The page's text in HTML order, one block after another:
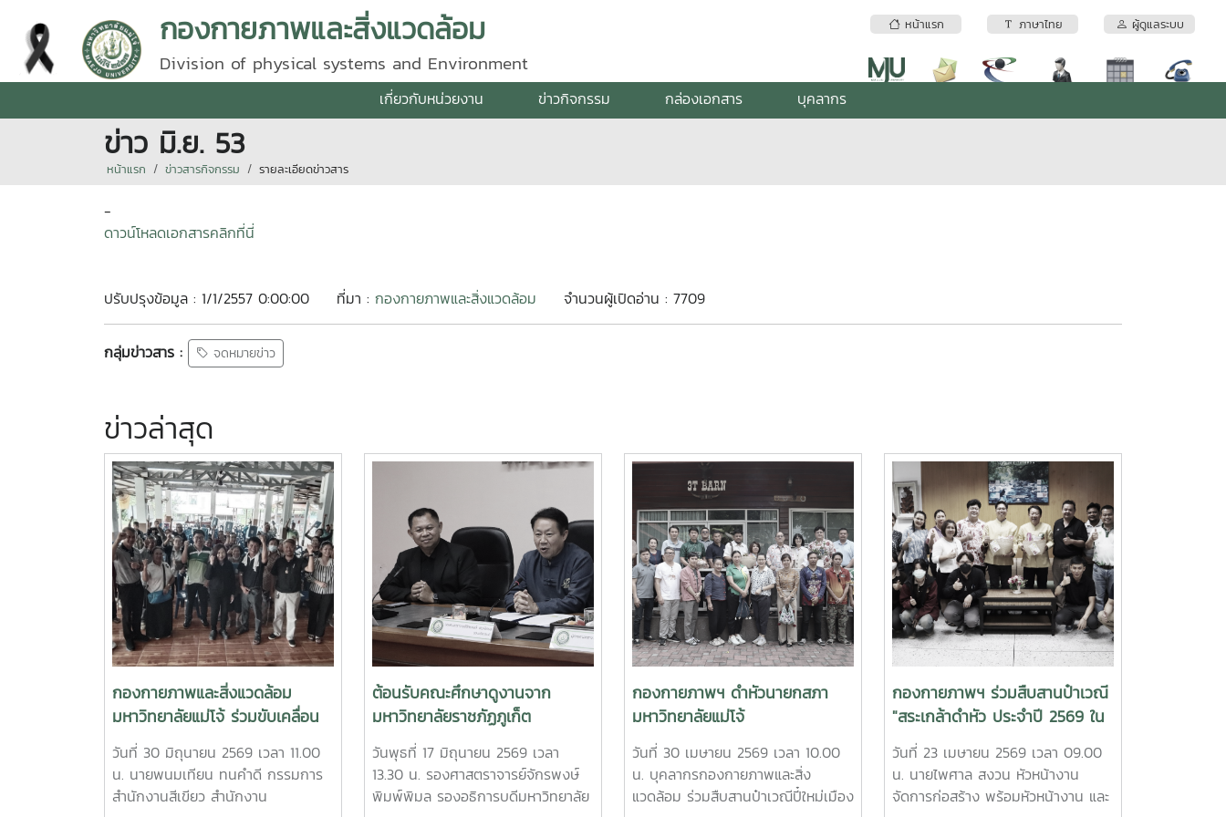
หน้าแรก ภาษาไทย ผู้ดูแลระบบ
กองกายภาพและสิ่งแวดล้อม
Division of physical systems and Environment
เกี่ยวกับหน่วยงาน ข่าวกิจกรรม กล่องเอกสาร บุคลากร
ข่าว มิ.ย. 53
หน้าแรก ข่าวสารกิจกรรม รายละเอียดข่าวสาร
-
ดาวน์โหลดเอกสารคลิกที่นี่
ปรับปรุงข้อมูล : 1/1/2557 0:00:00 ที่มา : กองกายภาพและสิ่งแวดล้อม จำนวนผู้เปิดอ่าน : 7709
กลุ่มข่าวสาร : จดหมายข่าว
ข่าวล่าสุด
กองกายภาพและสิ่งแวดล้อม
มหาวิทยาลัยแม่โจ้ ร่วมขับเคลื่อน
การจัดการขยะชุมชนบ้านโปง เพื่อ
สิ่งแวดล้อมที่ยั่งยืน
วันที่ 30 มิถุนายน 2569 เวลา 11.00
น. นายพนมเทียน ทนคำดี กรรมการ
สำนักงานสีเขียว สำนักงาน
ต้อนรับคณะศึกษาดูงานจาก
มหาวิทยาลัยราชภัฏภูเก็ต
วันพุธที่ 17 มิถุนายน 2569 เวลา
13.30 น. รองศาสตราจารย์จักรพงษ์
พิมพ์พิมล รองอธิการบดีมหาวิทยาลัย
กองกายภาพฯ ดำหัวนายกสภา
มหาวิทยาลัยแม่โจ้
วันที่ 30 เมษายน 2569 เวลา 10.00
น. บุคลากรกองกายภาพและสิ่ง
แวดล้อม ร่วมสืบสานป๋าเวณีปี๋ใหม่เมือง
กองกายภาพฯ ร่วมสืบสานป๋าเวณี
"สระเกล้าดำหัว ประจำปี 2569 ใน
วันขึ้นปีใหม่สงกรานต์ล้านนา"
วันที่ 23 เมษายน 2569 เวลา 09.00
น. นายไพศาล สงวน หัวหน้างาน
จัดการก่อสร้าง พร้อมหัวหน้างาน และ